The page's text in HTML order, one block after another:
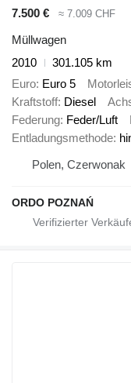
7.500 €
≈ 7.009 CHF
Müllwagen
2010
301.105 km
Euro Euro 5
Kraftstoff Diesel
Federung Feder/Luft
Entladungsmethode
Polen, Czerwonak
ORDO POZNAŃ